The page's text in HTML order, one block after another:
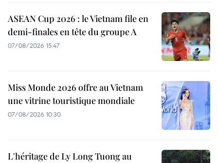
ASEAN Cup 2026 : le Vietnam file en
demi-finales en tête du groupe A
07/08/2026 15:47
Miss Monde 2026 offre au Vietnam
une vitrine touristique mondiale
07/08/2026 10:30
L'héritage de Ly Long Tuong au